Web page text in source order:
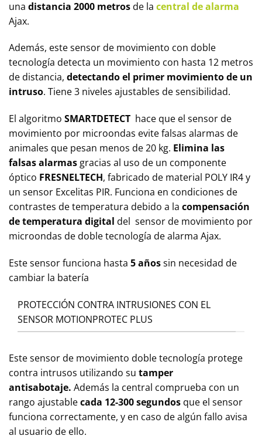
una distancia 2000 metrosde la central de alarma
Ajax.
Además, este sensor de movimiento con doble
tecnología detecta un movimiento con hasta 12 metros
de distancia, detectando el primer movimiento de un
intruso. Tiene 3 niveles ajustables de sensibilidad.
El algoritmo SMARTDETECT hace que el sensor de
movimiento por microondas evite falsas alarmas de
animales que pesan menos de 20 kg. Elimina las
falsas alarmas gracias al uso de un componente
óptico FRESNELTECH, fabricado de material POLY IR4 y
un sensor Excelitas PIR. Funciona en condiciones de
contrastes de temperatura debido a la compensación
de temperatura digital del sensor de movimiento por
microondas de doble tecnología de alarma Ajax.
Este sensor funciona hasta 5 añossin necesidad de
cambiar la batería
PROTECCIÓN CONTRA INTRUSIONES CON EL
SENSOR MOTIONPROTEC PLUS
Este sensor de movimiento doble tecnología protege
contra intrusos utilizando su tamper
antisabotaje. Además la central comprueba con un
rango ajustablecada 12-300 segundos que el sensor
funciona correctamente, y en caso de algún fallo avisa
al usuario de ello.